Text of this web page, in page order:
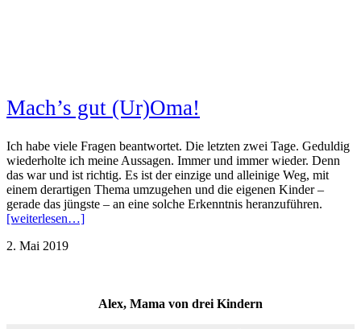
Mach’s gut (Ur)Oma!
Ich habe viele Fragen beantwortet. Die letzten zwei Tage. Geduldig
wiederholte ich meine Aussagen. Immer und immer wieder. Denn
das war und ist richtig. Es ist der einzige und alleinige Weg, mit
einem derartigen Thema umzugehen und die eigenen Kinder –
gerade das jüngste – an eine solche Erkenntnis heranzuführen.
[weiterlesen…]
2. Mai 2019
Alex, Mama von drei Kindern